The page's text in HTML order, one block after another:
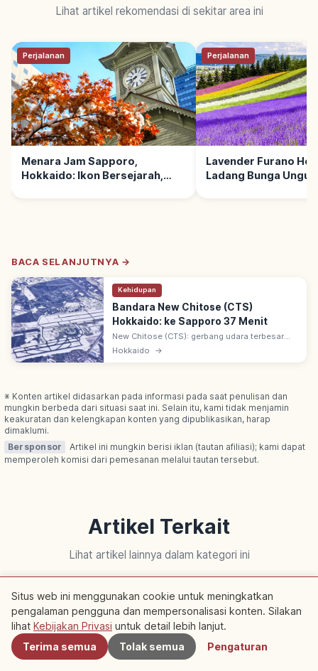
Lihat artikel rekomendasi di sekitar area ini
Perjalanan
Menara Jam Sapporo,
Hokkaido: Ikon Bersejarah,
Perjalanan
Lavender Furano
Ladang Bunga Ungu,
BACA SELANJUTNYA →
Kehidupan
Bandara New Chitose (CTS)
Hokkaido: ke Sapporo 37 Menit
New Chitose (CTS): gerbang udara terbesar
Hokkaido. JR Rapid Airport ke Stasiun
Hokkaido →
※ Konten artikel didasarkan pada informasi pada saat penulisan dan
mungkin berbeda dari situasi saat ini. Selain itu, kami tidak menjamin
keakuratan dan kelengkapan konten yang dipublikasikan, harap
dimaklumi.
Bersponsor
Artikel ini mungkin berisi iklan (tautan afiliasi); kami dapat
memperoleh komisi dari pemesanan melalui tautan tersebut.
Artikel Terkait
Lihat artikel lainnya dalam kategori ini
Kyoto Kyoto
Terdekat
Situs web ini menggunakan cookie untuk meningkatkan
pengalaman pengguna dan mempersonalisasi konten. Silakan
lihat Kebijakan Privasi untuk detail lebih lanjut.
Terima semua
Tolak semua Pengaturan